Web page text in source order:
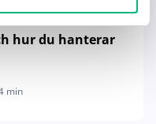
hur du hanterar
min